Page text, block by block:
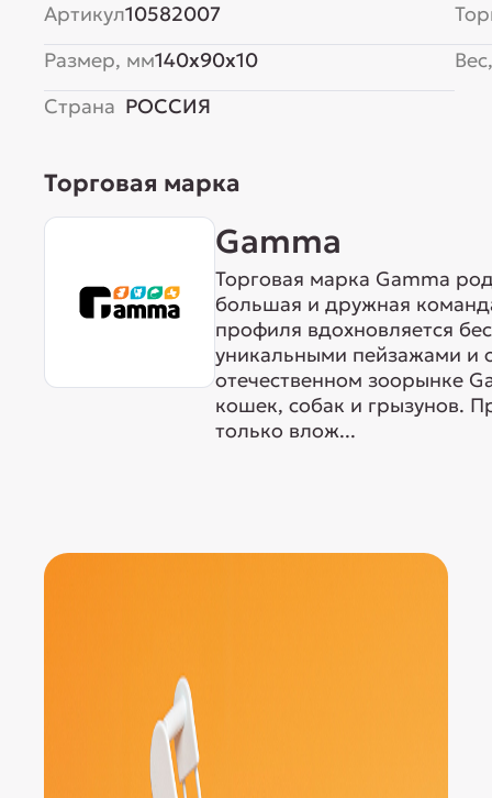
Артикул10582007
Размер, мм140x90x10
Страна РОССИЯ
Торговая марка
Gamma
Торговая марка Gamma
большая и дружная
профиля вдохновляется
уникальными пейзажами и
отечественном зоорынке
кошек, собак и грызунов.
только влож...